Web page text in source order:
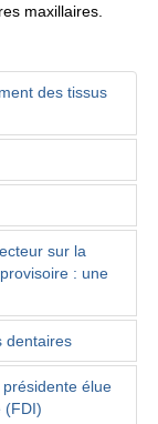
maxillaires.
des tissus
sur la
: une
dentaires
élue
(FDI)